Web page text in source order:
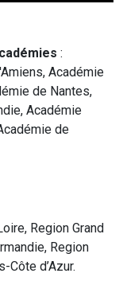
:
Académie
de Nantes,
Académie
de
Region Grand
Region
d’Azur.